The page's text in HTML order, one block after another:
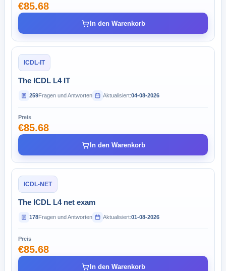
€85.68
In den Warenkorb
ICDL-IT
The ICDL L4 IT
259Fragen und Antworten Aktualisiert:04-08-2026
Preis
€85.68
In den Warenkorb
ICDL-NET
The ICDL L4 net exam
178Fragen und Antworten Aktualisiert:01-08-2026
Preis
€85.68
In den Warenkorb